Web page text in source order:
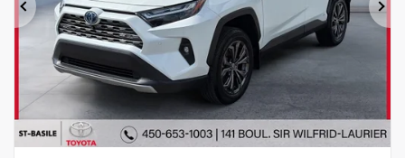
Previous